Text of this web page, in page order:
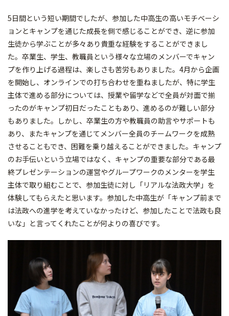
5日間という短い期間でしたが、参加した中高生の高いモチベーシ
ョンとキャンプを通じた成長を側で感じることができ、逆に参加
生徒から学ぶことが多々あり貴重な経験をすることができまし
た。卒業生、学生、教職員という様々な立場のメンバーでキャン
プを作り上げる過程は、楽しさも苦労もありました。4月から企画
を開始し、オンラインでの打ち合わせを重ねましたが、特に学生
主体で進める部分については、授業や留学などで全員が対面で揃
ったのがキャンプ初日だったこともあり、進めるのが難しい部分
もありました。しかし、卒業生の方や教職員の助言やサポートも
あり、またキャンプを通じてメンバー全員のチームワークを成熟
させることもでき、困難を乗り越えることができました。キャンプ
のお手伝いという立場ではなく、キャンプの重要な部分である最
終プレゼンテーションの運営やグループワークのメンターを学生
主体で取り組むことで、参加生徒に対し「リアルな法政大学」を
体験してもらえたと思います。参加した中高生が「キャンプ前まで
は法政への進学を考えていなかったけど、参加したことで法政も良
いな」と言ってくれたことが何よりの喜びです。